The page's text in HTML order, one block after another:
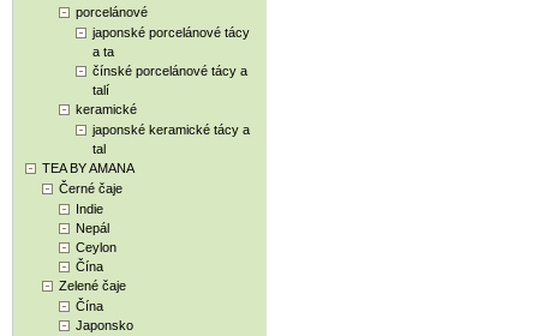
porcelánové
japonské porcelánové tácy
a ta
čínské porcelánové tácy a
talí
keramické
japonské keramické tácy a
tal
TEA BY AMANA
Černé čaje
Indie
Nepál
Ceylon
Čína
Zelené čaje
Čína
Japonsko